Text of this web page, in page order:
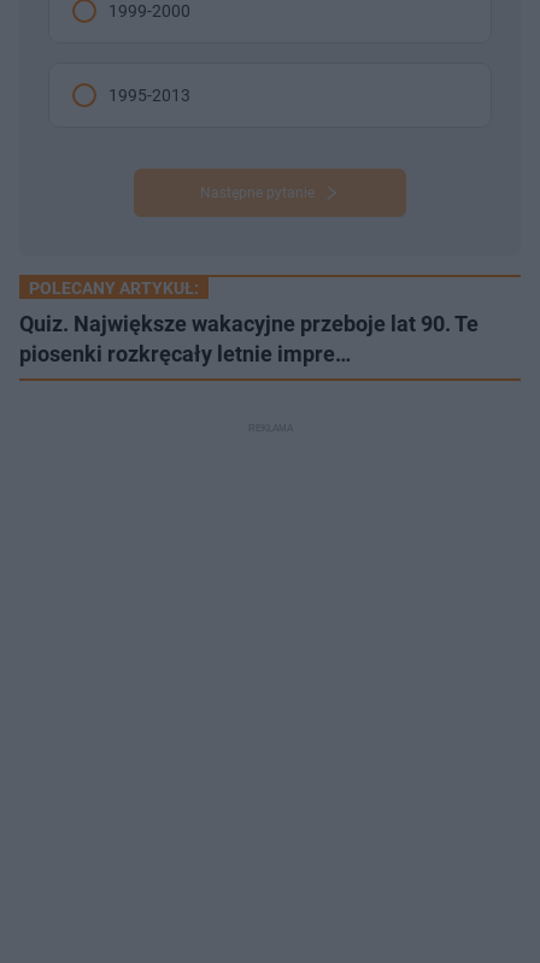
1999-2000
1995-2013
Następne pytanie
POLECANY ARTYKUŁ:
Quiz. Największe wakacyjne przeboje lat 90. Te
piosenki rozkręcały letnie impre…